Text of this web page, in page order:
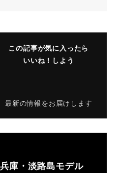
この記事が気に入ったら
いいね！しよう
最新の情報をお届けします
庫・淡路島モデル